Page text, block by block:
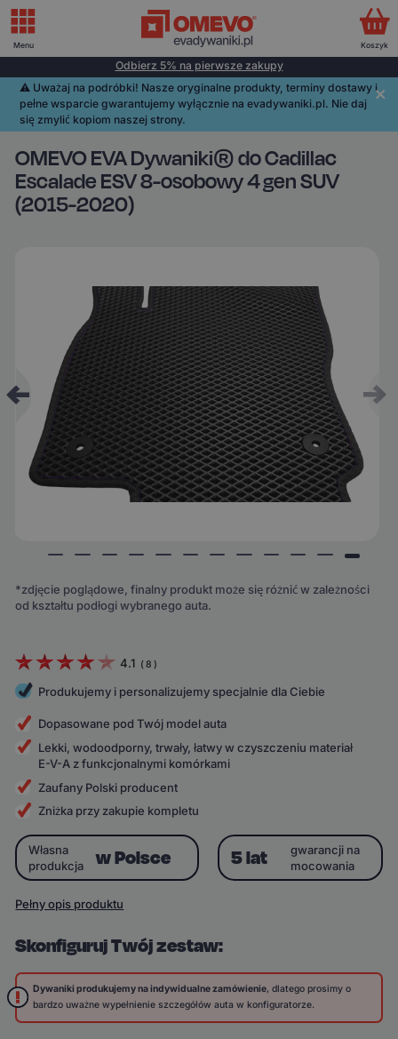
Odbierz 5% na pierwsze zakupy
⚠️️ Uważaj na podróbki! Nasze oryginalne produkty, terminy dostawy i
pełne wsparcie gwarantujemy wyłącznie na evadywaniki.pl. Nie daj
się zmylić kopiom naszej strony.
OMEVO EVA Dywaniki® do Cadillac
Escalade ESV 8-osobowy 4 gen SUV
(2015-2020)
*zdjęcie poglądowe, finalny produkt może się różnić w zależności
od kształtu podłogi wybranego auta.
4.1 ( 8 )
Produkujemy i personalizujemy specjalnie dla Ciebie
Dopasowane pod Twój model auta
Lekki, wodoodporny, trwały, łatwy w czyszczeniu materiał
E-V-A z funkcjonalnymi komórkami
Zaufany Polski producent
Zniżka przy zakupie kompletu
Skonfiguruj Twój zestaw:
Dywaniki produkujemy na indywidualne zamówienie, dlatego prosimy o
bardzo uważne wypełnienie szczegółów auta w konfiguratorze.
Własna
produkcja
w Polsce 5 lat
gwarancji na
mocowania
Pełny opis produktu
Menu Koszyk